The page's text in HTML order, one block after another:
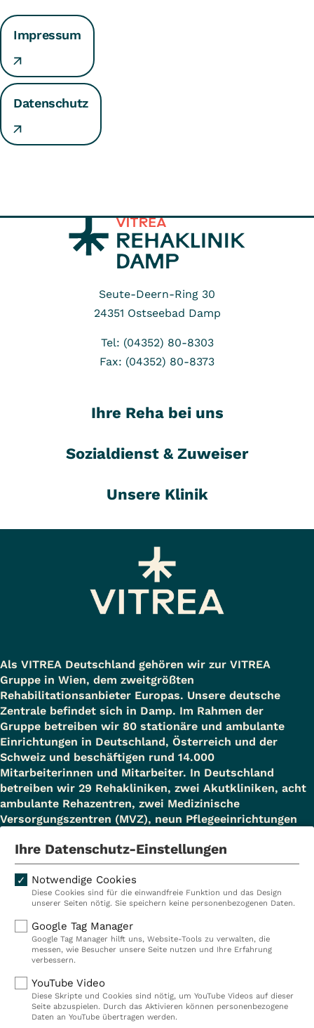
Impressum
Datenschutz
Seute-Deern-Ring 30
24351 Ostseebad Damp
Tel: (04352) 80-8303
Fax: (04352) 80-8373
Ihre Reha bei uns
Sozialdienst & Zuweiser
Unsere Klinik
Als VITREA Deutschland gehören wir zur VITREA
Gruppe in Wien, dem zweitgrößten
Rehabilitationsanbieter Europas. Unsere deutsche
Zentrale befindet sich in Damp. Im Rahmen der
Gruppe betreiben wir 80 stationäre und ambulante
Einrichtungen in Deutschland, Österreich und der
Schweiz und beschäftigen rund 14.000
Mitarbeiterinnen und Mitarbeiter. In Deutschland
betreiben wir 29 Rehakliniken, zwei Akutkliniken, acht
ambulante Rehazentren, zwei Medizinische
Versorgungszentren (MVZ), neun Pflegeeinrichtungen
touristischen Standort in Damp. Insgesamt
beschäftigen wir bei VITREA Deutschland über 9.000
Mitarbeiterinnen und Mitarbeiter.
Kliniken
Ambulant
Prävention
VITREA Deutschland
VITREA
Ihre Datenschutz-Einstellungen
Notwendige Cookies
Diese Cookies sind für die einwandfreie Funktion und das Design
unserer Seiten nötig. Sie speichern keine personenbezogenen Daten.
Google Tag Manager
Google Tag Manager hilft uns, Website-Tools zu verwalten, die
messen, wie Besucher unsere Seite nutzen und Ihre Erfahrung
verbessern.
YouTube Video
Diese Skripte und Cookies sind nötig, um YouTube Videos auf dieser
Seite abzuspielen. Durch das Aktivieren können personenbezogene
Daten an YouTube übertragen werden.